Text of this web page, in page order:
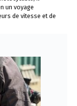
un voyage
de vitesse et de